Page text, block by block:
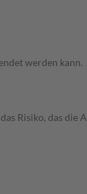
werden kann.
Risiko, das die